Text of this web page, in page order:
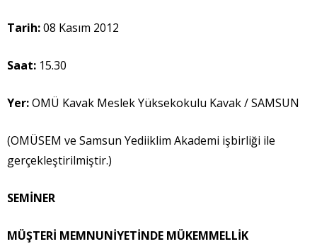
Tarih:08 Kasım 2012
Saat: 15.30
Yer:OMÜ Kavak Meslek Yüksekokulu Kavak / SAMSUN
(OMÜSEM ve Samsun Yediiklim Akademi işbirliği ile
gerçekleştirilmiştir.)
SEMİNER
MÜŞTERİ MEMNUNİYETİNDE MÜKEMMELLİK